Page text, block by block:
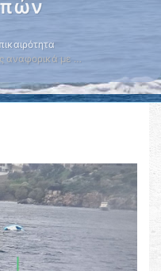
αναφορικά με …